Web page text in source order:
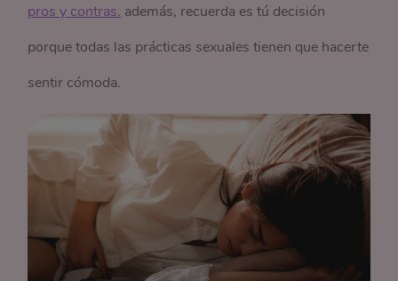
pros y contras. además, recuerda es tú decisión
porque todas las prácticas sexuales tienen que hacerte
sentir cómoda.